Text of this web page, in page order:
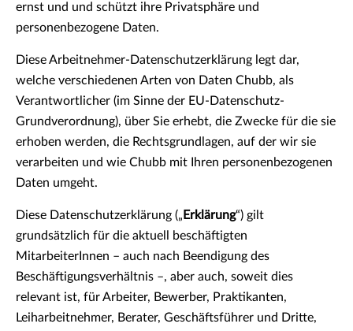
ernst und und schützt ihre Privatsphäre und
personenbezogene Daten.
Diese Arbeitnehmer-Datenschutzerklärung legt dar,
welche verschiedenen Arten von Daten Chubb, als
Verantwortlicher (im Sinne der EU-Datenschutz-
Grundverordnung), über Sie erhebt, die Zwecke für die sie
erhoben werden, die Rechtsgrundlagen, auf der wir sie
verarbeiten und wie Chubb mit Ihren personenbezogenen
Daten umgeht.
Diese Datenschutzerklärung („ Erklärung“) gilt
grundsätzlich für die aktuell beschäftigten
MitarbeiterInnen – auch nach Beendigung des
Beschäftigungsverhältnis –, aber auch, soweit dies
relevant ist, für Arbeiter, Bewerber, Praktikanten,
Leiharbeitnehmer, Berater, Geschäftsführer und Dritte,